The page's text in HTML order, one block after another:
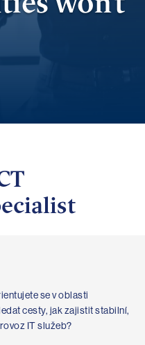
se v oblasti
cesty, jak zajistit stabilní,
IT služeb?